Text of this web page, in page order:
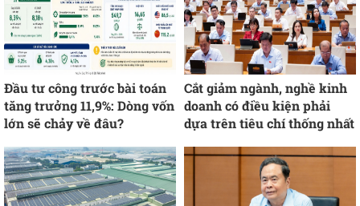
Đầu tư công trước bài toán
tăng trưởng 11,9%: Dòng vốn
lớn sẽ chảy về đâu?
Cắt giảm ngành, nghề kinh
doanh có điều kiện phải
dựa trên tiêu chí thống nhất